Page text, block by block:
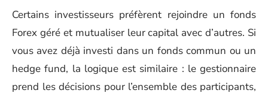
Certains investisseurs préfèrent rejoindre un fonds
Forex géré et mutualiser leur capital avec d’autres. Si
vous avez déjà investi dans un fonds commun ou un
hedge fund, la logique est similaire : le gestionnaire
prend les décisions pour l’ensemble des participants,